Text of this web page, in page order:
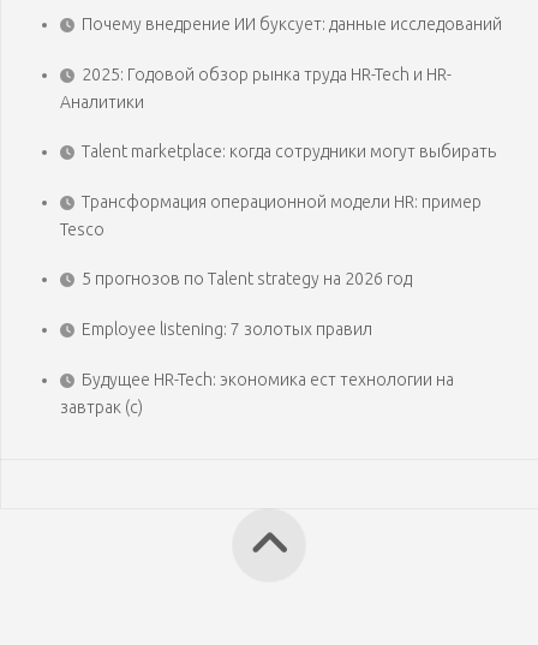
Почему внедрение ИИ буксует: данные исследований
2025: Годовой обзор рынка труда HR-Tech и HR-
Аналитики
Talent marketplace: когда сотрудники могут выбирать
Трансформация операционной модели HR: пример
Tesco
5 прогнозов по Talent strategy на 2026 год
Employee listening: 7 золотых правил
Будущее HR-Tech: экономика ест технологии на
завтрак (с)